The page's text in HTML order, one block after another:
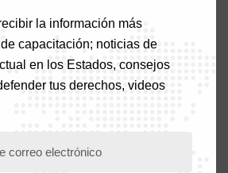
la información más
capacitación; noticias de
en los Estados, consejos
tus derechos, videos